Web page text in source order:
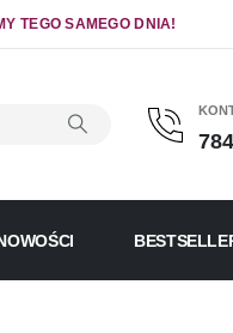
TEGO SAMEGO DNIA!